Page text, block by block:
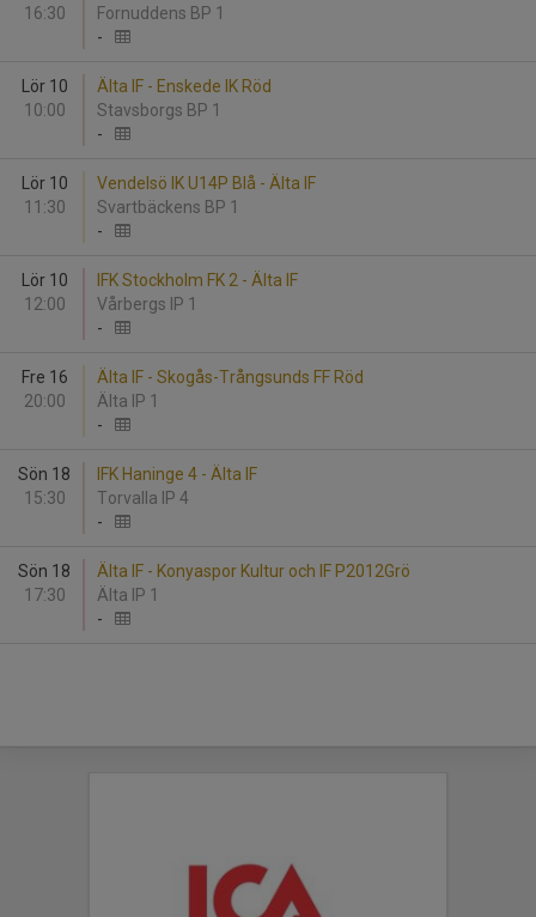
16:30
Fornuddens BP 1
-
Lör 10
10:00
Älta IF - Enskede IK Röd
Stavsborgs BP 1
-
Lör 10
11:30
Vendelsö IK U14P Blå - Älta IF
Svartbäckens BP 1
-
Lör 10
12:00
IFK Stockholm FK 2 - Älta IF
Vårbergs IP 1
-
Fre 16
20:00
Älta IF - Skogås-Trångsunds FF Röd
Älta IP 1
-
Sön 18
15:30
IFK Haninge 4 - Älta IF
Torvalla IP 4
-
Sön 18
17:30
Älta IF - Konyaspor Kultur och IF P2012Grö
Älta IP 1
-